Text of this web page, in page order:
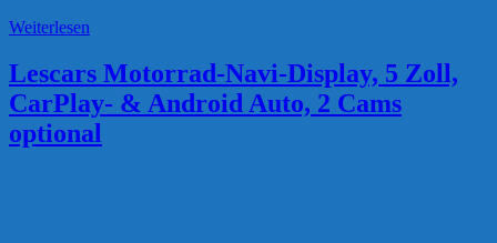
Weiterlesen
Lescars Motorrad-Navi-Display, 5 Zoll,
CarPlay- & Android Auto, 2 Cams
optional